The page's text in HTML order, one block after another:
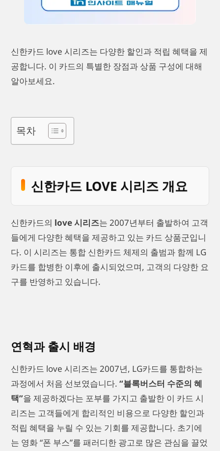
신한카드 love 시리즈는 다양한 할인과 적립 혜택을 제
공합니다. 이 카드의 특별한 장점과 상품 구성에 대해
알아보세요.
목차
신한카드 LOVE 시리즈 개요
신한카드의 love 시리즈는 2007년부터 출발하여 고객
들에게 다양한 혜택을 제공하고 있는 카드 상품군입니
다. 이 시리즈는 통합 신한카드 체제의 출범과 함께 LG
카드를 합병한 이후에 출시되었으며, 고객의 다양한 요
구를 반영하고 있습니다.
연혁과 출시 배경
신한카드 love 시리즈는 2007년, LG카드를 통합하는
과정에서 처음 선보였습니다. “블록버스터 수준의 혜
택”을 제공하겠다는 포부를 가지고 출발한 이 카드 시
리즈는 고객들에게 합리적인 비용으로 다양한 할인과
적립 혜택을 누릴 수 있는 기회를 제공합니다. 초기에
는 영화 “폰 부스”를 패러디한 광고로 많은 관심을 끌었